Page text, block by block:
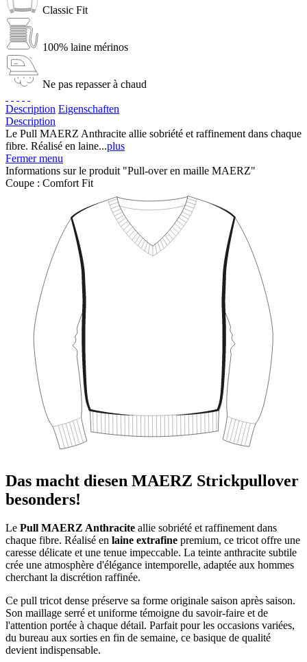
Classic Fit
100% laine mérinos
Ne pas repasser à chaud
Description Eigenschaften
Description
Le Pull MAERZ Anthracite allie sobriété et raffinement dans chaque
fibre. Réalisé en laine...plus
Fermer menu
Informations sur le produit "Pull-over en maille MAERZ"
Coupe : Comfort Fit
Das macht diesen MAERZ Strickpullover
besonders!
Le Pull MAERZ Anthracite allie sobriété et raffinement dans
chaque fibre. Réalisé en laine extrafine premium, ce tricot offre une
caresse délicate et une tenue impeccable. La teinte anthracite subtile
crée une atmosphère d'élégance intemporelle, adaptée aux hommes
cherchant la discrétion raffinée.
Ce pull tricot dense préserve sa forme originale saison après saison.
Son maillage serré et uniforme témoigne du savoir-faire et de
l'attention portée à chaque détail. Parfait pour les occasions variées,
du bureau aux sorties en fin de semaine, ce basique de qualité
devient indispensable.